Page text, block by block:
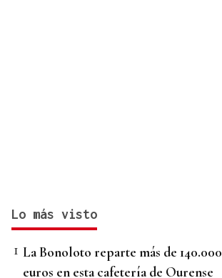
Lo más visto
La Bonoloto reparte más de 140.000
euros en esta cafetería de Ourense